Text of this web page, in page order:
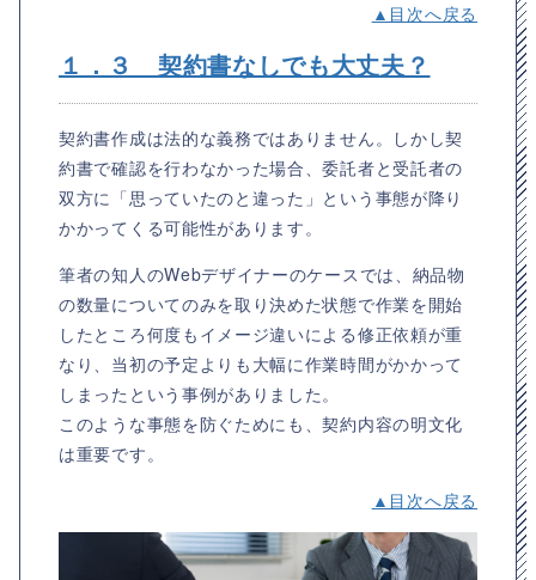
▲目次へ戻る
１．３ 契約書なしでも大丈夫？
契約書作成は法的な義務ではありません。しかし契
約書で確認を行わなかった場合、委託者と受託者の
双方に「思っていたのと違った」という事態が降り
かかってくる可能性があります。
筆者の知人のWebデザイナーのケースでは、納品物
の数量についてのみを取り決めた状態で作業を開始
したところ何度もイメージ違いによる修正依頼が重
なり、当初の予定よりも大幅に作業時間がかかって
しまったという事例がありました。
このような事態を防ぐためにも、契約内容の明文化
は重要です。
▲目次へ戻る